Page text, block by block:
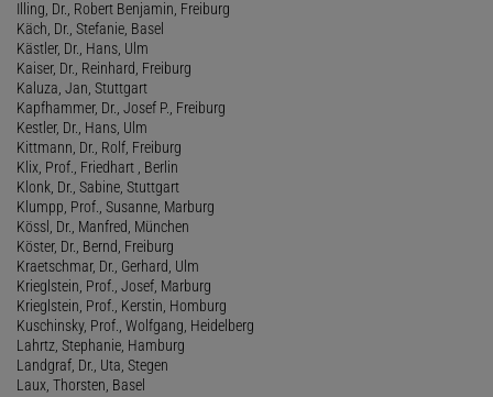
Illing, Dr., Robert Benjamin, Freiburg
Käch, Dr., Stefanie, Basel
Kästler, Dr., Hans, Ulm
Kaiser, Dr., Reinhard, Freiburg
Kaluza, Jan, Stuttgart
Kapfhammer, Dr., Josef P., Freiburg
Kestler, Dr., Hans, Ulm
Kittmann, Dr., Rolf, Freiburg
Klix, Prof., Friedhart , Berlin
Klonk, Dr., Sabine, Stuttgart
Klumpp, Prof., Susanne, Marburg
Kössl, Dr., Manfred, München
Köster, Dr., Bernd, Freiburg
Kraetschmar, Dr., Gerhard, Ulm
Krieglstein, Prof., Josef, Marburg
Krieglstein, Prof., Kerstin, Homburg
Kuschinsky, Prof., Wolfgang, Heidelberg
Lahrtz, Stephanie, Hamburg
Landgraf, Dr., Uta, Stegen
Laux, Thorsten, Basel